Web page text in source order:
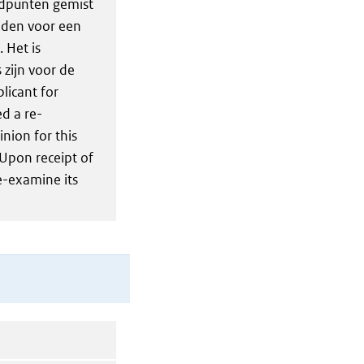
gemist
voor een
Het is
voor de
for
a re-
for this
receipt of
examine its